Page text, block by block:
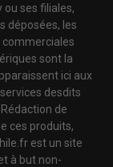
ou ses filiales,
déposées, les
sont la
ici aux
desdits
de
ces produits,
est un site
à but non-